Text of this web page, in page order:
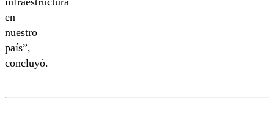
en
nuestro
país”,
concluyó.